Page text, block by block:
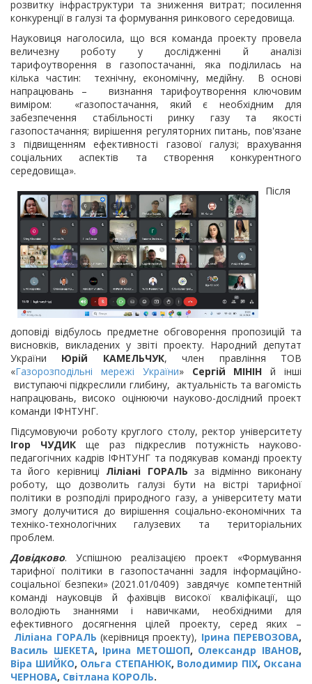
розвитку інфраструктури та зниження витрат; посилення
конкуренції в галузі та формування ринкового середовища.
Науковиця наголосила, що вся команда проекту провела
величезну роботу у дослідженні й аналізі
тарифоутворення в газопостачанні, яка поділилась на
кілька частин: технічну, економічну, медійну. В основі
напрацювань – визнання тарифоутворення ключовим
виміром: «газопостачання, який є необхідним для
забезпечення стабільності ринку газу та якості
газопостачання; вирішення регуляторних питань, пов'язане
з підвищенням ефективності газової галузі; врахування
соціальних аспектів та створення конкурентного
середовища».
Після
доповіді відбулось предметне обговорення пропозицій та
висновків, викладених у звіті проекту. Народний депутат
України Юрій КАМЕЛЬЧУК, член правління ТОВ
«Газорозподільні мережі України» Сергій МІНІН й інші
виступаючі підкреслили глибину, актуальність та вагомість
напрацювань, високо оцінюючи науково-дослідний проект
команди ІФНТУНГ.
Підсумовуючи роботу круглого столу, ректор університету
Ігор ЧУДИК ще раз підкреслив потужність науково-
педагогічних кадрів ІФНТУНГ та подякував команді проекту
та його керівниці Ліліані ГОРАЛЬ за відмінно виконану
роботу, що дозволить галузі бути на вістрі тарифної
політики в розподілі природного газу, а університету мати
змогу долучитися до вирішення соціально-економічних та
техніко-технологічних галузевих та територіальних
проблем.
Довідково. Успішною реалізацією проект «Формування
тарифної політики в газопостачанні задля інформаційно-
соціальної безпеки» (2021.01/0409) завдячує компетентній
команді науковців й фахівців високої кваліфікації, що
володіють знаннями і навичками, необхідними для
ефективного досягнення цілей проекту, серед яких –
Ліліана ГОРАЛЬ (керівниця проекту), Ірина ПЕРЕВОЗОВА,
Василь ШЕКЕТА, Ірина МЕТОШОП, Олександр ІВАНОВ,
Віра ШИЙКО, Ольга СТЕПАНЮК, Володимир ПІХ, Оксана
ЧЕРНОВА, Світлана КОРОЛЬ.